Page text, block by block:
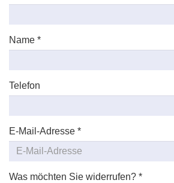
Name *
Telefon
E-Mail-Adresse *
Was möchten Sie widerrufen? *